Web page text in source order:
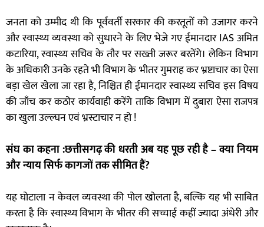
जनता को उम्मीद थी कि पूर्ववर्ती सरकार की करतूतों को उजागर करने
और स्वास्थ्य व्यवस्था को सुधारने के लिए भेजे गए ईमानदार IAS अमित
कटारिया, स्वास्थ्य सचिव के तौर पर सख्ती जरूर बरतेंगे। लेकिन विभाग
के अधिकारी उनके रहते भी विभाग के भीतर गुमराह कर भ्रष्टाचार का ऐसा
बड़ा खेल खेला जा रहा है, निश्चित ही ईमानदार स्वास्थ्य सचिव इस विषय
की जाँच कर कठोर कार्यवाही करेंगे ताकि विभाग में दुबारा ऐसा राजपत्र
का खुला उल्ल्घन एवं भ्रस्टाचार न हो !
संघ का कहना :छत्तीसगढ़ की धरती अब यह पूछ रही है – क्या नियम
और न्याय सिर्फ कागजों तक सीमित हैं?
यह घोटाला न केवल व्यवस्था की पोल खोलता है, बल्कि यह भी साबित
करता है कि स्वास्थ्य विभाग के भीतर की सच्चाई कहीं ज्यादा अंधेरी और